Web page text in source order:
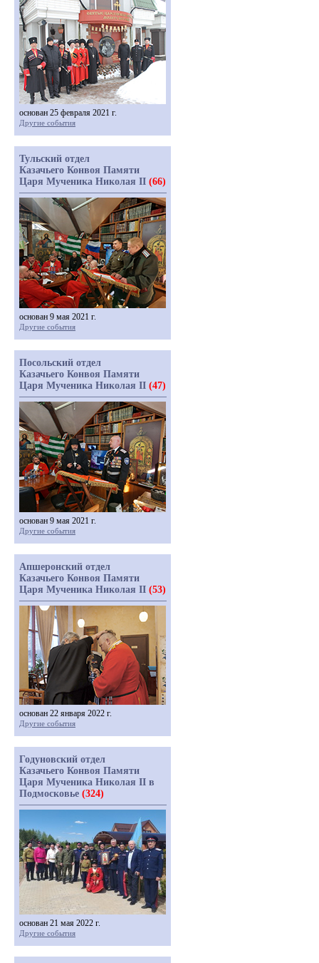
основан 25 февраля 2021 г.
Другие события
Тульский отдел
Казачьего Конвоя Памяти
Царя Мученика Николая II (66)
основан 9 мая 2021 г.
Другие события
Посольский отдел
Казачьего Конвоя Памяти
Царя Мученика Николая II (47)
основан 9 мая 2021 г.
Другие события
Апшеронский отдел
Казачьего Конвоя Памяти
Царя Мученика Николая II (53)
основан 22 января 2022 г.
Другие события
Годуновский отдел
Казачьего Конвоя Памяти
Царя Мученика Николая II в
Подмосковье (324)
основан 21 мая 2022 г.
Другие события